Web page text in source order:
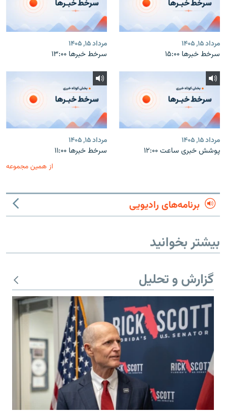
مرداد ۱۵, ۱۴۰۵
سرخط خبرها ۱۵:۰۰
مرداد ۱۵, ۱۴۰۵
سرخط خبرها ۱۳:۰۰
مرداد ۱۵, ۱۴۰۵
پوشش خبری ساعت ۱۲:۰۰
مرداد ۱۵, ۱۴۰۵
سرخط خبرها ۱۱:۰۰
از همین مجموعه
برنامه‌های رادیویی
بیشتر بخوانید
گزارش و تحلیل